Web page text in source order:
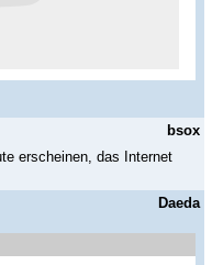
bsox
erscheinen, das Internet
Daeda